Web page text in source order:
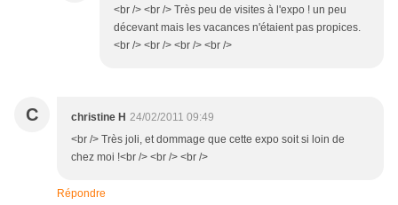
<br /> <br /> Très peu de visites à l'expo ! un peu
décevant mais les vacances n'étaient pas propices.
<br /> <br /> <br /> <br />
C christine H 24/02/2011 09:49
<br /> Très joli, et dommage que cette expo soit si loin de
chez moi !<br /> <br /> <br />
Répondre